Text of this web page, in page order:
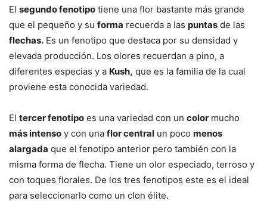
El segundo fenotipo tiene una flor bastante más grande
que el pequeño y su forma recuerda a las puntas de las
flechas. Es un fenotipo que destaca por su densidad y
elevada producción. Los olores recuerdan a pino, a
diferentes especias y a Kush, que es la familia de la cual
proviene esta conocida variedad.
El tercer fenotipo es una variedad con un color mucho
más intenso y con una flor central un poco menos
alargada que el fenotipo anterior pero también con la
misma forma de flecha. Tiene un olor especiado, terroso y
con toques florales. De los tres fenotipos este es el ideal
para seleccionarlo como un clon élite.